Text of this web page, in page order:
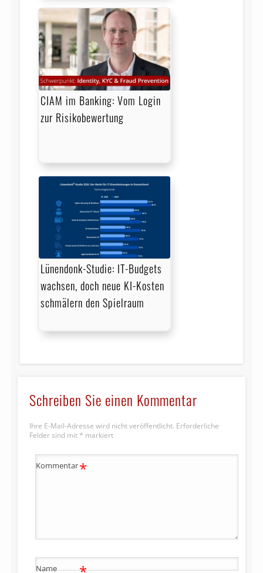
CIAM im Banking: Vom Login
zur Risikobewertung
Lünendonk-Studie: IT-Budgets
wachsen, doch neue KI-Kosten
schmälern den Spielraum
Schreiben Sie einen Kommentar
Ihre E-Mail-Adresse wird nicht veröffentlicht. Erforderliche
Felder sind mit * markiert
Kommentar*
Name